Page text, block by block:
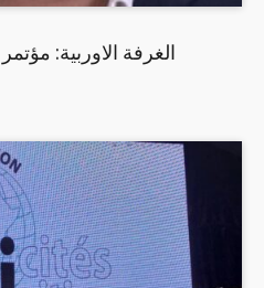
الغرفة الاوربية: